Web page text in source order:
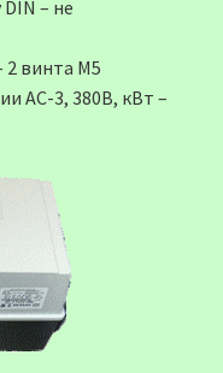
– не
2 винта М5
АС-3, 380В, кВт –